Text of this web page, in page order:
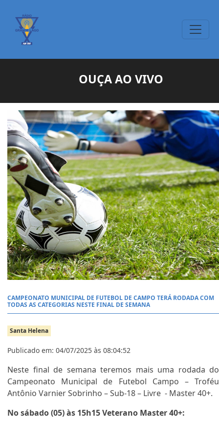
OUÇA AO VIVO
CAMPEONATO MUNICIPAL DE FUTEBOL DE CAMPO TERÁ RODADA COM
TODAS AS CATEGORIAS NESTE FINAL DE SEMANA
Santa Helena
Publicado em: 04/07/2025 às 08:04:52
Neste final de semana teremos mais uma rodada do
Campeonato Municipal de Futebol Campo – Troféu
Antônio Varnier Sobrinho – Sub-18 – Livre - Master 40+.
No sábado (05) às 15h15 Veterano Master 40+: